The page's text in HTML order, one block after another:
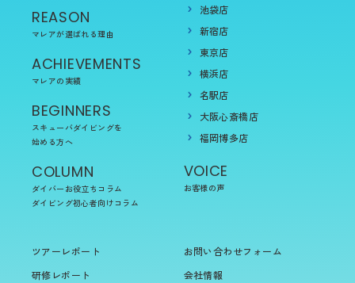
REASON
マレアが選ばれる理由
ACHIEVEMENTS
マレアの実績
BEGINNERS
スキューバダイビングを
始める方へ
COLUMN
ダイバーお役立ちコラム
ダイビング初心者向けコラム
池袋店
新宿店
東京店
横浜店
名駅店
大阪心斎橋店
福岡博多店
VOICE
お客様の声
ツアーレポート
研修レポート
お問い合わせフォーム
会社情報